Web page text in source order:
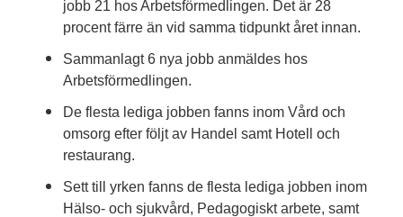
jobb 21 hos Arbetsförmedlingen. Det är 28
procent färre än vid samma tidpunkt året innan.
Sammanlagt 6 nya jobb anmäldes hos
Arbetsförmedlingen.
De flesta lediga jobben fanns inom Vård och
omsorg efter följt av Handel samt Hotell och
restaurang.
Sett till yrken fanns de flesta lediga jobben inom
Hälso- och sjukvård, Pedagogiskt arbete, samt